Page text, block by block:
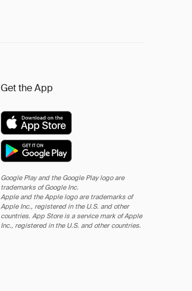
Get the App
Google Play and the Google Play logo are
trademarks of Google Inc.
Apple and the Apple logo are trademarks of
Apple Inc., registered in the U.S. and other
countries. App Store is a service mark of Apple
Inc., registered in the U.S. and other countries.